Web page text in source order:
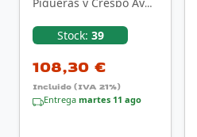
NegroStock: 39
108,30 €
Incluido (IVA 21%)
Entrega martes 11 ago